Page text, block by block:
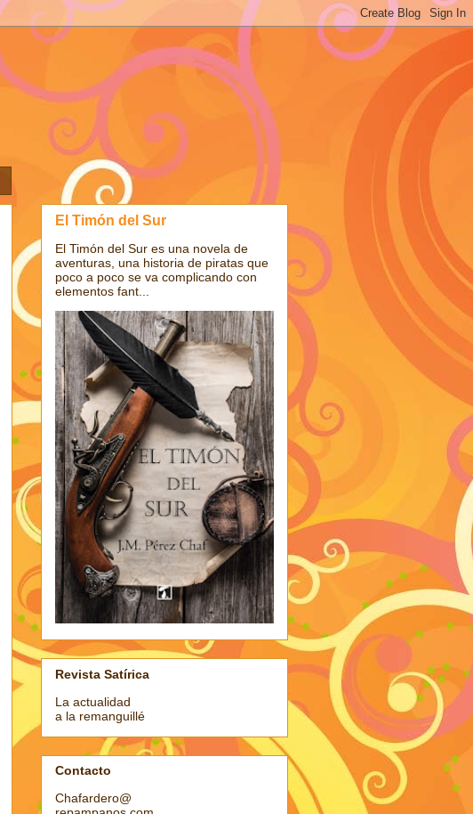
El Timón del Sur
El Timón del Sur es una novela de
aventuras, una historia de piratas que
poco a poco se va complicando con
elementos fant...
Revista Satírica
La actualidad
a la remanguillé
Contacto
Chafardero@